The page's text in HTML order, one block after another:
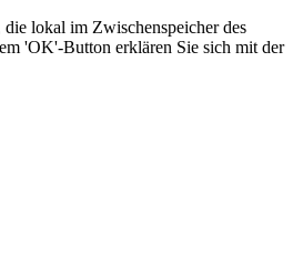
lokal im Zwischenspeicher des
'OK'-Button erklären Sie sich mit der